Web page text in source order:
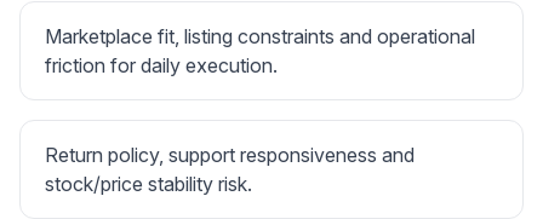
Marketplace fit, listing constraints and operational
friction for daily execution.
Return policy, support responsiveness and
stock/price stability risk.